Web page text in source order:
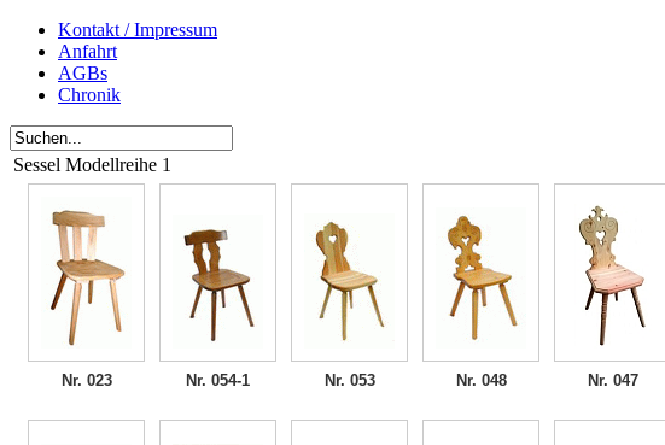
Kontakt / Impressum
Anfahrt
AGBs
Chronik
Sessel Modellreihe 1
Nr. 023 Nr. 054-1 Nr. 053 Nr. 048 Nr. 047